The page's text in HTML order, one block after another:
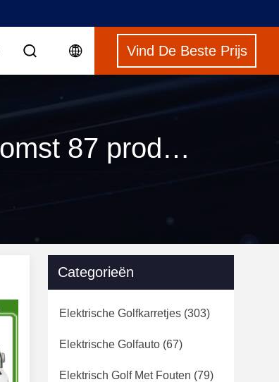
Vind De Beste Prijs
Sleutelwoorden [ electric shuttle car ] Overeenkomst 87 producten
Categorieën
Elektrische Golfkarretjes (303)
Elektrische Golfauto (67)
Elektrisch Golf Met Fouten (79)